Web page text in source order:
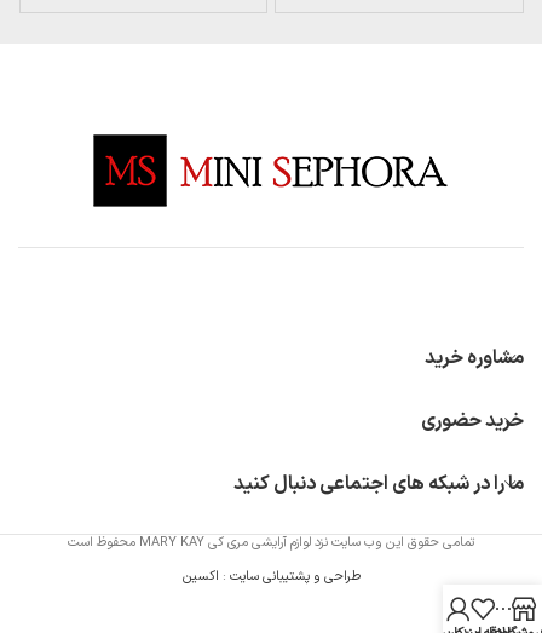
مشاوره خرید
خرید حضوری
ما را در شبکه های اجتماعی دنبال کنید
تمامی حقوق این وب سایت نزد لوازم آرایشی مری کی MARY KAY محفوظ است
طراحی و پشتیبانی سایت : اکسین